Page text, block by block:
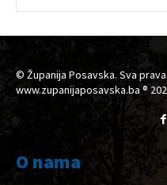
© Županija Posavska. Sva
www.zupanijaposavska.ba ®
O nama